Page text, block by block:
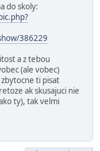
do skoly:
386229
a z tebou
(ale vobec)
ti pisat
ak skusajuci nie
ty), tak velmi